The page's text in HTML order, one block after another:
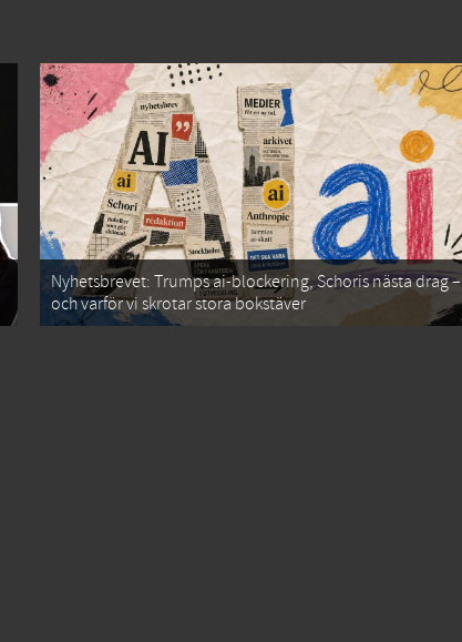
Nyhetsbrevet: Trumps ai-blockering, Schoris nästa drag –
och varför vi skrotar stora bokstäver